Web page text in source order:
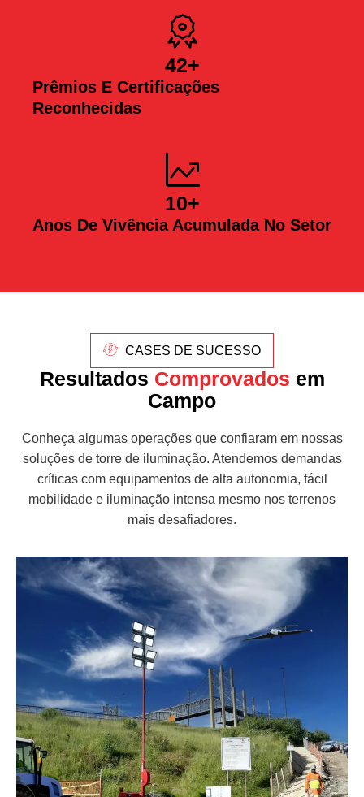
Prêmios E Certificações
Reconhecidas
42+
Anos De Vivência Acumulada No Setor
10+
CASES DE SUCESSO
Resultados Comprovados em
Campo
Conheça algumas operações que confiaram em nossas
soluções de torre de iluminação. Atendemos demandas
críticas com equipamentos de alta autonomia, fácil
mobilidade e iluminação intensa mesmo nos terrenos
mais desafiadores.